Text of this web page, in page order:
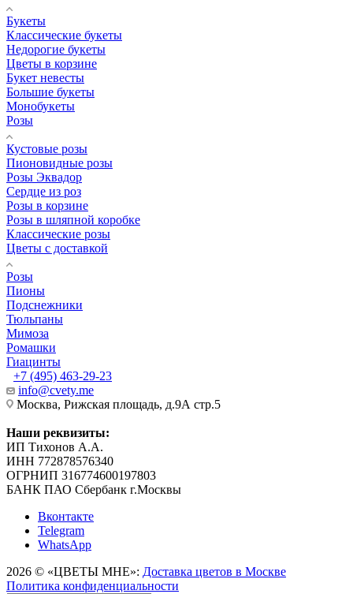
Букеты
Классические букеты
Недорогие букеты
Цветы в корзине
Букет невесты
Большие букеты
Монобукеты
Розы
Кустовые розы
Пионовидные розы
Розы Эквадор
Сердце из роз
Розы в корзине
Розы в шляпной коробке
Классические розы
Цветы с доставкой
Розы
Пионы
Подснежники
Тюльпаны
Мимоза
Ромашки
Гиацинты
+7 (495) 463-29-23
info@cvety.me
Москва, Рижская площадь, д.9А стр.5
Наши реквизиты:
ИП Тихонов А.А.
ИНН 772878576340
ОГРНИП 316774600197803
БАНК ПАО Сбербанк г.Москвы
Вконтакте
Telegram
WhatsApp
2026 © «ЦВЕТЫ МНЕ»: Доставка цветов в Москве
Политика конфиденциальности